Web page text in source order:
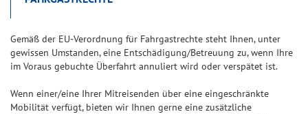
Gemäß der EU-Verordnung für Fahrgastrechte steht Ihnen, unter
gewissen Umstanden, eine Entschädigung/Betreuung zu, wenn Ihre
im Voraus gebuchte Überfahrt annuliert wird oder verspätet ist.
Wenn einer/eine Ihrer Mitreisenden über eine eingeschränkte
Mobilität verfügt, bieten wir Ihnen gerne eine zusätzliche